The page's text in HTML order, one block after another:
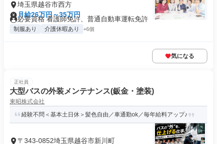
埼玉県越谷市西方
月給26万円～35万円
必要資格 看護師免許、普通自動車運転免許
制服あり 介護休暇あり +6個
気になる
正社員
大型バスの外装メンテナンス(鈑金・塗装)
東昭株式会社
経験不問＜基本土日休＞髪色自由／車通勤ok／毎年給料アップ♪
〒343-0852埼玉県越谷市新川町